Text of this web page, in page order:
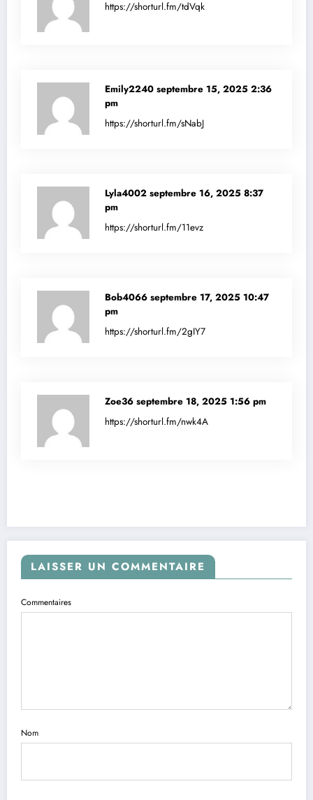
https://shorturl.fm/tdVqk
Emily2240 septembre 15, 2025 2:36
pm
https://shorturl.fm/sNabJ
Lyla4002 septembre 16, 2025 8:37
pm
https://shorturl.fm/11evz
Bob4066 septembre 17, 2025 10:47
pm
https://shorturl.fm/2gIY7
Zoe36 septembre 18, 2025 1:56 pm
https://shorturl.fm/nwk4A
LAISSER UN COMMENTAIRE
Commentaires
Nom